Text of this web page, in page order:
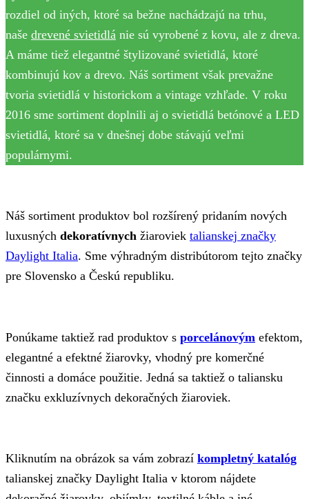
rozdiel od iných, ktoré sa bežne nachádzajú na trhu,
naše drevené svietidlá nie sú vyrobené z kovu, ale z dreva.
A máme tiež elegantné štylizované svietidlá, ktoré
kombinujú kov a drevo. Náš sortiment však prevažne
tvoria svietidlá v historickom a vintage vzhľade. V roku
2016 sme sortiment doplnili aj o svietidlá betónové a LED
svietidlá, ktoré sa v dnešnej dobe stávajú veľmi
populárnymi.
Náš sortiment produktov bol rozšírený pridaním nových
luxusných dekoratívnych žiaroviek talianskej značky
Daylight Italia. Sme výhradným distribútorom tejto značky
pre Slovensko a Českú republiku.
Ponúkame taktiež rad produktov s porcelánovým efektom,
elegantné a efektné žiarovky, vhodný pre komerčné
činnosti a domáce použitie. Jedná sa taktiež o taliansku
značku exkluzívnych dekoračných žiaroviek.
Kliknutím na obrázok sa vám zobrazí kompletný katalóg
talianskej značky Daylight Italia v ktorom nájdete